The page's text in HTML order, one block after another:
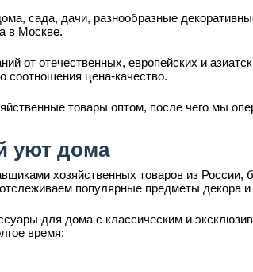
сада, дачи, разнообразные
в Москве.
от отечественных, европейских и
соотношения цена-качество.
товары оптом, после чего мы
уют дома
хозяйственных товаров из России,
популярные предметы декора
для дома с классическим и
время: